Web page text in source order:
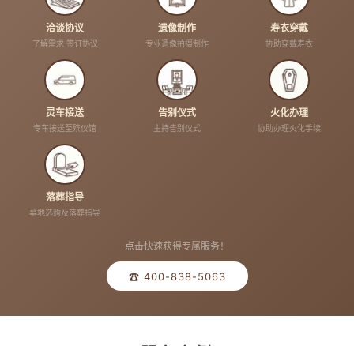
洽谈协议
了解需求 签订协议
遗像制作
专业遗像拍摄制作
寿衣穿戴
协助穿戴寿衣
灵车接送
专车接送至殡仪馆
告别仪式
主持告别仪式
火化办理
协助办理火化手续
落葬指导
墓地选购及落葬指导
点击快速获得专属服务！
☎ 400-838-5063